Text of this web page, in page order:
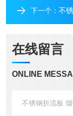
下一个： 不
在线留言
ONLINE